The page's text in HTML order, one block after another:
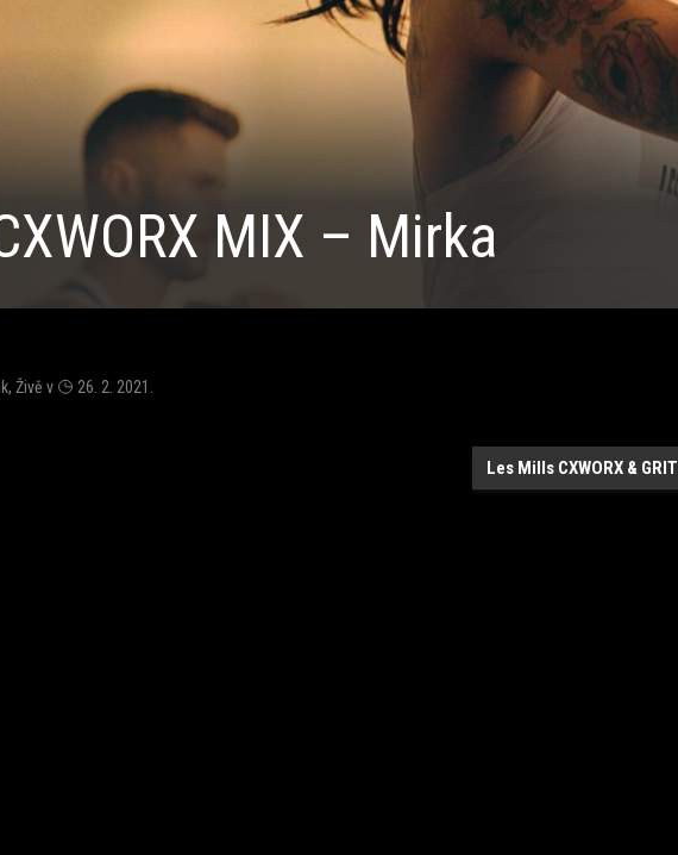
MIX – Mirka
, Živě v 26. 2. 2021
Les Mills CXWORX & GRIT